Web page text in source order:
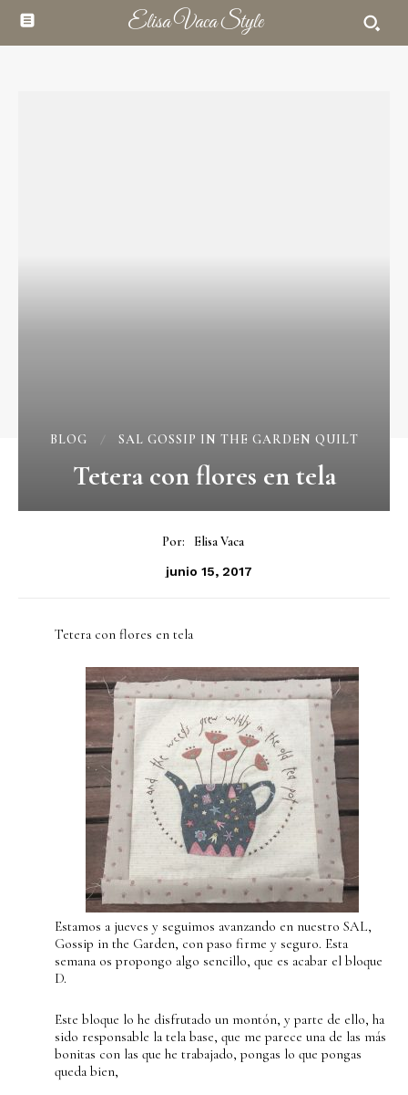
Elisa Vaca Style
BLOG SAL GOSSIP IN THE GARDEN QUILT
Tetera con flores en tela
Por: Elisa Vaca
junio 15, 2017
Tetera con flores en tela
Estamos a jueves y seguimos avanzando en nuestro SAL,
Gossip in the Garden, con paso firme y seguro. Esta
semana os propongo algo sencillo, que es acabar el bloque
D.
Este bloque lo he disfrutado un montón, y parte de ello, ha
sido responsable la tela base, que me parece una de las más
bonitas con las que he trabajado, pongas lo que pongas
queda bien,